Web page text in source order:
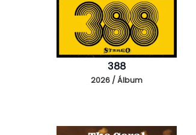
388
2026 / Álbum